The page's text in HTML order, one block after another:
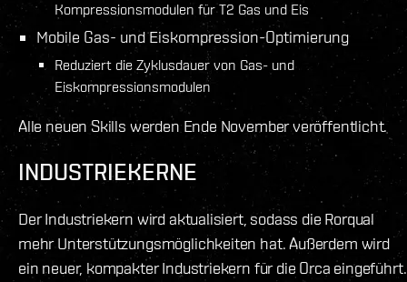
Kompressionsmodulen für T2 Gas und Eis
Mobile Gas- und Eiskompression-Optimierung
Reduziert die Zyklusdauer von Gas- und
Eiskompressionsmodulen
Alle neuen Skills werden Ende November veröffentlicht.
INDUSTRIEKERNE
Der Industriekern wird aktualisiert, sodass die Rorqual
mehr Unterstützungsmöglichkeiten hat. Außerdem wird
ein neuer, kompakter Industriekern für die Orca eingeführt.